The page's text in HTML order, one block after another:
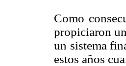
Como
propiciaron
un sistema
estos años